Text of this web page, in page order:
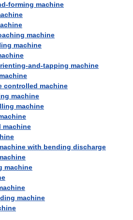
forming machine
machine
machine
and-tapping machine
controlled machine
machine
machine
machine
with bending discharge
machine
machine